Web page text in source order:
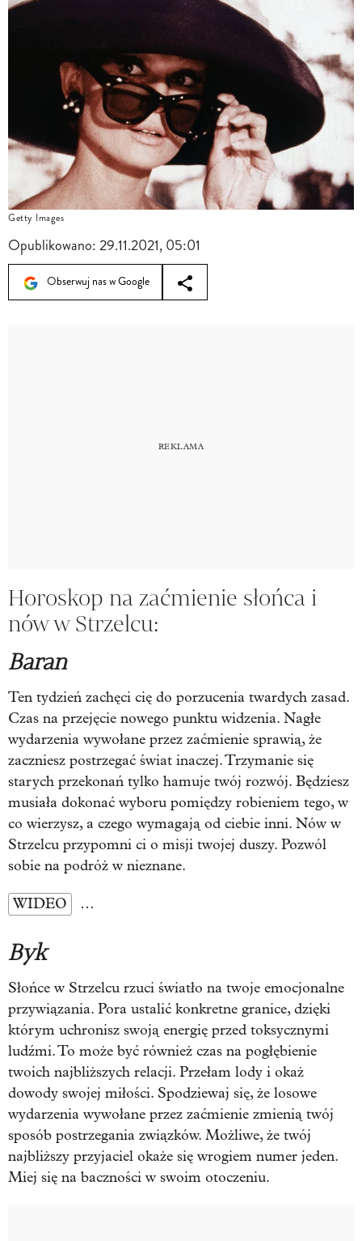
Getty Images
Opublikowano:29.11.2021, 05:01
Obserwuj nas w Google
Horoskop na zaćmienie słońca i
nów w Strzelcu:
Baran
Ten tydzień zachęci cię do porzucenia twardych zasad.
Czas na przejęcie nowego punktu widzenia. Nagłe
wydarzenia wywołane przez zaćmienie sprawią, że
zaczniesz postrzegać świat inaczej. Trzymanie się
starych przekonań tylko hamuje twój rozwój. Będziesz
musiała dokonać wyboru pomiędzy robieniem tego, w
co wierzysz, a czego wymagają od ciebie inni. Nów w
Strzelcu przypomni ci o misji twojej duszy. Pozwól
sobie na podróż w nieznane.
WIDEO …
Byk
Słońce w Strzelcu rzuci światło na twoje emocjonalne
przywiązania. Pora ustalić konkretne granice, dzięki
którym uchronisz swoją energię przed toksycznymi
ludźmi. To może być również czas na pogłębienie
twoich najbliższych relacji. Przełam lody i okaż
dowody swojej miłości. Spodziewaj się, że losowe
wydarzenia wywołane przez zaćmienie zmienią twój
sposób postrzegania związków. Możliwe, że twój
najbliższy przyjaciel okaże się wrogiem numer jeden.
Miej się na baczności w swoim otoczeniu.